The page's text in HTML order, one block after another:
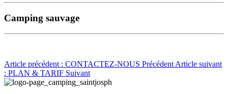
Camping sauvage
Article précédent : CONTACTEZ-NOUS Précédent Article suivant
: PLAN & TARIF Suivant